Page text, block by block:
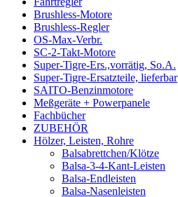
Brushless-Motore
Brushless-Regler
OS-Max-Verbr.
SC-2-Takt-Motore
Super-Tigre-Ers.,vorrätig, So.A.
Super-Tigre-Ersatzteile, lieferbar
SAITO-Benzinmotore
Meßgeräte + Powerpanele
Fachbücher
ZUBEHÖR
Hölzer, Leisten, Rohre
Balsabrettchen/Klötze
Balsa-3-4-Kant-Leisten
Balsa-Endleisten
Balsa-Nasenleisten